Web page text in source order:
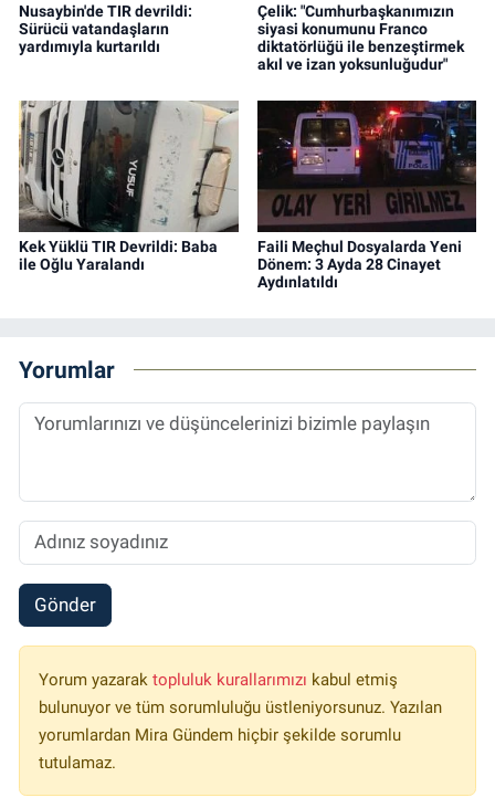
Nusaybin'de TIR devrildi:
Sürücü vatandaşların
yardımıyla kurtarıldı
Çelik: "Cumhurbaşkanımızın
siyasi konumunu Franco
diktatörlüğü ile benzeştirmek
akıl ve izan yoksunluğudur"
Kek Yüklü TIR Devrildi: Baba
ile Oğlu Yaralandı
Faili Meçhul Dosyalarda Yeni
Dönem: 3 Ayda 28 Cinayet
Aydınlatıldı
Yorumlar
Gönder
Yorum yazarak topluluk kurallarımızı kabul etmiş
bulunuyor ve tüm sorumluluğu üstleniyorsunuz. Yazılan
yorumlardan Mira Gündem hiçbir şekilde sorumlu
tutulamaz.